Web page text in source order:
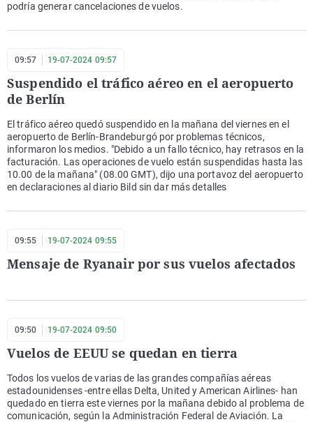
podría generar cancelaciones de vuelos.
09:57 19-07-2024 09:57
Suspendido el tráfico aéreo en el aeropuerto
de Berlín
El tráfico aéreo quedó suspendido en la mañana del viernes en el
aeropuerto de Berlín-Brandeburgó por problemas técnicos,
informaron los medios. "Debido a un fallo técnico, hay retrasos en la
facturación. Las operaciones de vuelo están suspendidas hasta las
10.00 de la mañana" (08.00 GMT), dijo una portavoz del aeropuerto
en declaraciones al diario Bild sin dar más detalles
09:55 19-07-2024 09:55
Mensaje de Ryanair por sus vuelos afectados
09:50 19-07-2024 09:50
Vuelos de EEUU se quedan en tierra
Todos los vuelos de varias de las grandes compañías aéreas
estadounidenses -entre ellas Delta, United y American Airlines- han
quedado en tierra este viernes por la mañana debido al problema de
comunicación, según la Administración Federal de Aviación. La